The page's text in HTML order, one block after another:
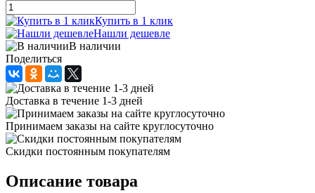
Купить в 1 клик
Нашли дешевле
В наличии
Поделиться
Доставка в течение 1-3 дней
Принимаем заказы на сайте круглосуточно
Скидки постоянным покупателям
Описание товара